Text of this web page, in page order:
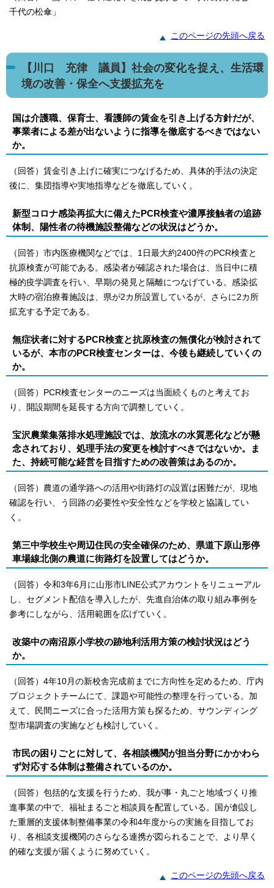
千代の松傘」
このページの先頭へ戻る
【川口 充律 議員】社会の変化を捉え、生活環
境の改善・保全へ支援拡充を
国は介護職、保育士、看護師の賃金を引き上げる方針だが、
事業者による差が出ないように指導を徹底するべきではない
か。
（回答）賃金引き上げに確実につなげるため、具体的手法の決定
後に、集団指導や実地指導などを徹底していく。
新型コロナ感染再拡大に備えたPCR検査や濃厚接触者の追跡
体制、陽性者の待機施設整備などの状況はどうか。
（回答）市内医療機関などでは、1日最大約2400件のPCR検査と
抗原検査が可能である。感染者が確認された場合は、当日中に積
極的疫学調査を行い、早期の発見と隔離につなげている。感染拡
大時の宿泊療養施設は、県が2カ所設置しているが、さらに2カ所
拡充する予定である。
無症状者に対するPCR検査と抗原検査の無償化が検討されて
いるが、本市のPCR検査センターは、今後も継続していくの
か。
（回答）PCR検査センターのニーズは当面続くものと考えてお
り、開設期間を延長する方向で調整していく。
宝沢農業集落排水処理施設では、放流水の水質悪化などが懸
念されており、処理手法の変更を検討すべきではないか。ま
た、持続可能な経営を目指すための改善策はあるのか。
（回答）農道の通学路への活用や街路灯の設置は困難だが、現地
確認を行い、う回路の必要性や安全性などを学校と協議してい
く。
第三中学校生や周辺住民の安全確保のため、県道下原山形停
車場線北側の農道に街路灯を設置してはどうか。
（回答）令和3年6月に山形市LINE公式アカウントをリニューアル
し、セグメント配信を導入したが、先進自治体の取り組み事例を
参考にしながら、活用範囲を広げていく。
改築中の南沼原小学校の跡地利活用方策の検討状況はどう
か。
（回答）4年10月の新校舎完成前までに方向性を定めるため、庁内
プロジェクトチームにて、課題や可能性の整理を行っている。加
えて、民間ニーズに合った活用方策も探るため、サウンディング
型市場調査の実施なども検討していく。
市民の困りごとに対して、各相談機関が担当分野にかかわら
ず対応する体制は整備されているのか。
（回答）包括的な支援を行うため、我が事・丸ごと地域づくり推
進事業の中で、福祉まるごと相談員を配置している。国が創設し
た重層的支援体制整備事業の令和4年度からの実施を目指してお
り、各相談支援機関のさらなる連携が図られることで、より早く
的確な支援が届くように努めていく。
このページの先頭へ戻る